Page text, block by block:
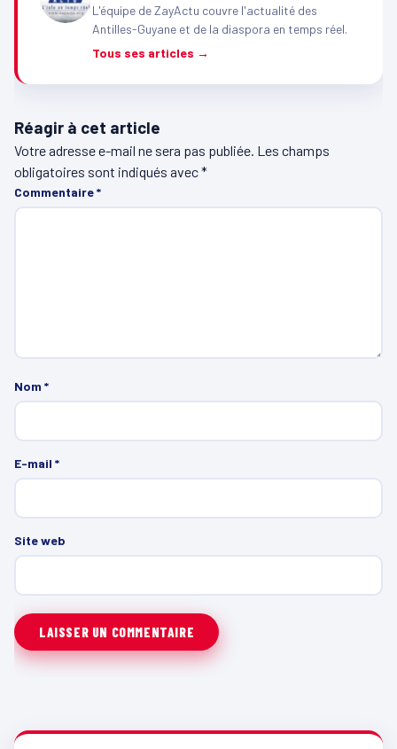
L'équipe de ZayActu couvre l'actualité des
Antilles-Guyane et de la diaspora en temps réel.
Tous ses articles →
Réagir à cet article
Votre adresse e-mail ne sera pas publiée. Les champs
obligatoires sont indiqués avec*
Commentaire*
Nom *
E-mail *
Site web